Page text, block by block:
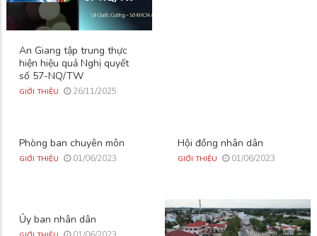
An Giang tập trung thực
hiện hiệu quả Nghị quyết
số 57-NQ/TW
GIỚI THIỆU 26/11/2025
Phòng ban chuyên môn
GIỚI THIỆU 01/06/2023
Hội đồng nhân dân
GIỚI THIỆU 01/06/2023
Ủy ban nhân dân